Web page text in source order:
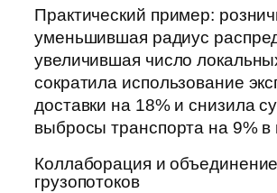
Практический пример:
уменьшившая радиус
увеличившая число
сократила использование
доставки на 18% и снизила
выбросы транспорта на 9% в
Коллаборация и объединение
грузопотоков